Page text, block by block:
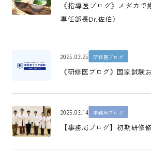
《指導医ブログ》メダカで
専任部長Dr.佐伯）
2025.03.25 研修医ブログ
《研修医ブログ》国家試験
2025.03.14 事務局ブログ
【事務局ブログ】初期研修